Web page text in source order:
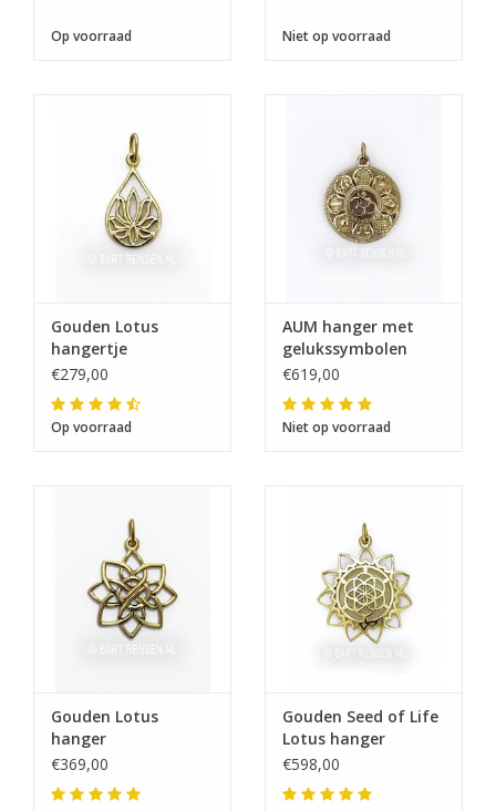
Op voorraad Niet op voorraad
Gouden Lotus
hangertje
€279,00
Op voorraad
AUM hanger met
gelukssymbolen
€619,00
Niet op voorraad
Gouden Lotus
hanger
€369,00
Gouden Seed of Life
Lotus hanger
€598,00